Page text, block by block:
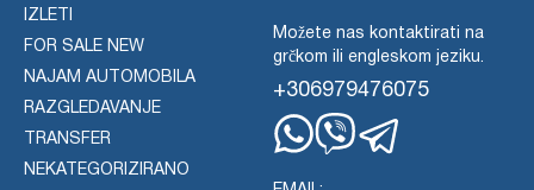
IZLETI
FOR SALE NEW
NAJAM AUTOMOBILA
RAZGLEDAVANJE
TRANSFER
NEKATEGORIZIRANO
Možete nas kontaktirati na
grčkom ili engleskom jeziku.
+306979476075